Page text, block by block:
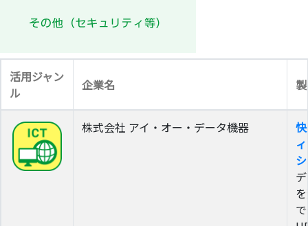
活用ジャン
ル
企業名
株式会社 アイ・オー・データ機器